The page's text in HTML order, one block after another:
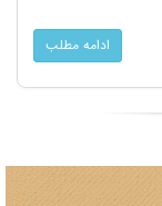
ادامه مطلب